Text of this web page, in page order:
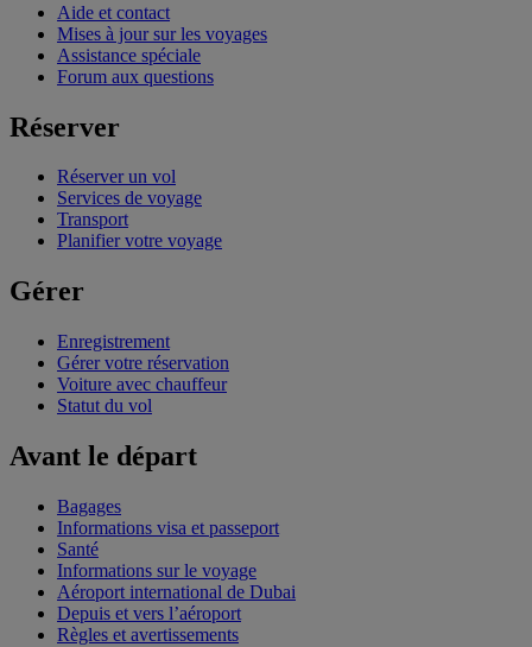
Aide et contact
Mises à jour sur les voyages
Assistance spéciale
Forum aux questions
Réserver
Réserver un vol
Services de voyage
Transport
Planifier votre voyage
Gérer
Enregistrement
Gérer votre réservation
Voiture avec chauffeur
Statut du vol
Avant le départ
Bagages
Informations visa et passeport
Santé
Informations sur le voyage
Aéroport international de Dubai
Depuis et vers l’aéroport
Règles et avertissements